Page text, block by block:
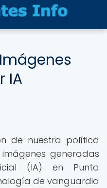
IA
de nuestra política
generadas
(IA) en Punta
de vanguardia